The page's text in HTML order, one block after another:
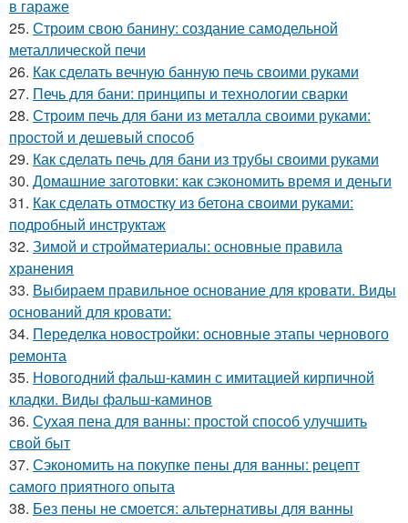
в гараже
25. Строим свою банину: создание самодельной
металлической печи
26. Как сделать вечную банную печь своими руками
27. Печь для бани: принципы и технологии сварки
28. Строим печь для бани из металла своими руками:
простой и дешевый способ
29. Как сделать печь для бани из трубы своими руками
30. Домашние заготовки: как сэкономить время и деньги
31. Как сделать отмостку из бетона своими руками:
подробный инструктаж
32. Зимой и стройматериалы: основные правила
хранения
33. Выбираем правильное основание для кровати. Виды
оснований для кровати:
34. Переделка новостройки: основные этапы чернового
ремонта
35. Новогодний фальш-камин с имитацией кирпичной
кладки. Виды фальш-каминов
36. Сухая пена для ванны: простой способ улучшить
свой быт
37. Сэкономить на покупке пены для ванны: рецепт
самого приятного опыта
38. Без пены не смоется: альтернативы для ванны